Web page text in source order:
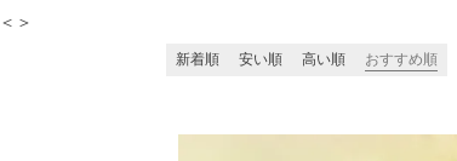
＜ ＞
新着順 安い順 高い順 おすすめ順